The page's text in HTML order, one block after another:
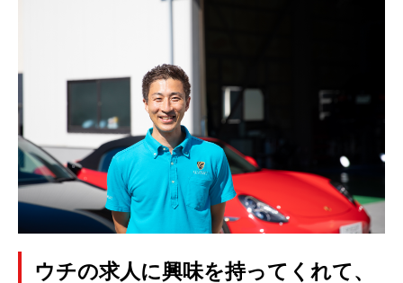
ウチの求人に興味を持ってくれて、